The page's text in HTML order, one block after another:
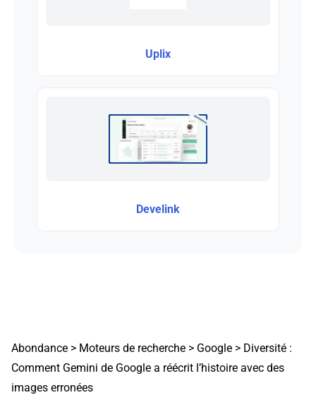
Uplix
Develink
Abondance > Moteurs de recherche > Google > Diversité :
Comment Gemini de Google a réécrit l’histoire avec des
images erronées